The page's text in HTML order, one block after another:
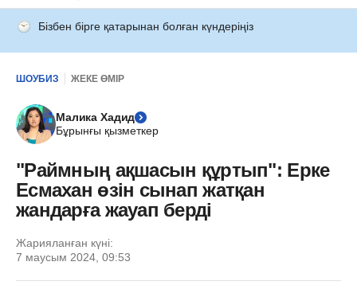
Бізбен бірге қатарынан болған күндеріңіз
ШОУБИЗ ЖЕКЕ ӨМІР
Малика Хадид
Бұрынғы қызметкер
"Раймның ақшасын құртып": Ерке
Есмахан өзін сынап жатқан
жандарға жауап берді
Жарияланған күні:
7 маусым 2024, 09:53